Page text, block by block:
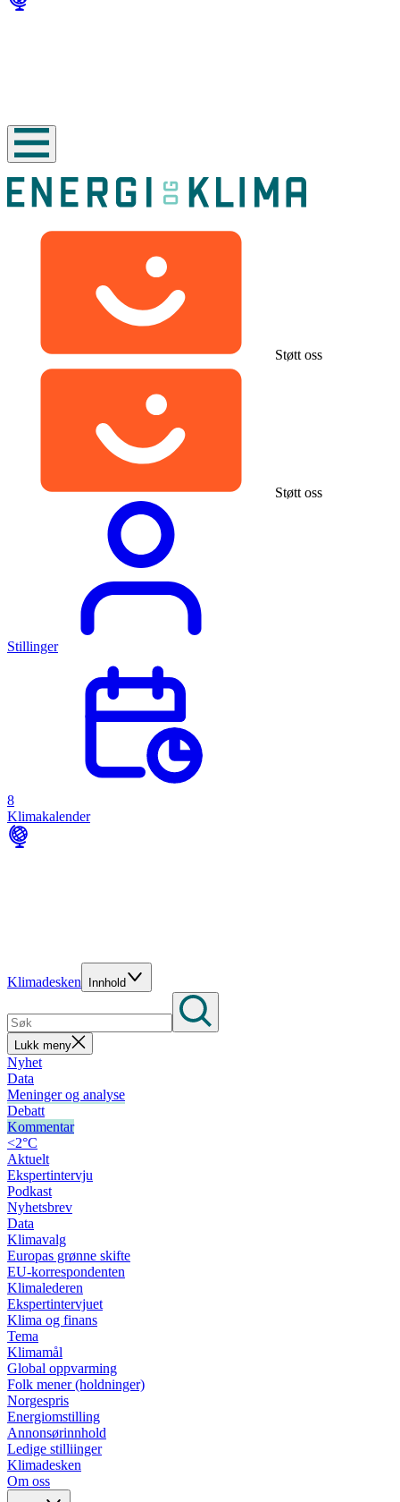
Støtt oss
Støtt oss
Stillinger
8
Klimakalender
Klimadesken Innhold
Lukk meny
Nyhet
Data
Meninger og analyse
Debatt
Kommentar
<2°C
Aktuelt
Ekspertintervju
Podkast
Nyhetsbrev
Data
Klimavalg
Europas grønne skifte
EU-korrespondenten
Klimalederen
Ekspertintervjuet
Klima og finans
Tema
Klimamål
Global oppvarming
Folk mener (holdninger)
Norgespris
Energiomstilling
Annonsørinnhold
Ledige stilliinger
Klimadesken
Om oss